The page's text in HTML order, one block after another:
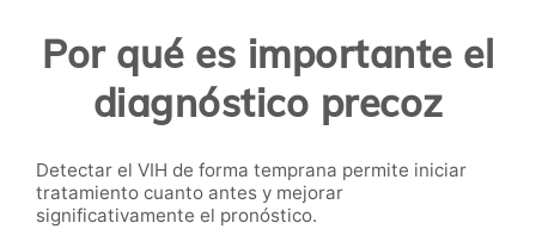
Por qué es importante el
diagnóstico precoz
Detectar el VIH de forma temprana permite iniciar
tratamiento cuanto antes y mejorar
significativamente el pronóstico.